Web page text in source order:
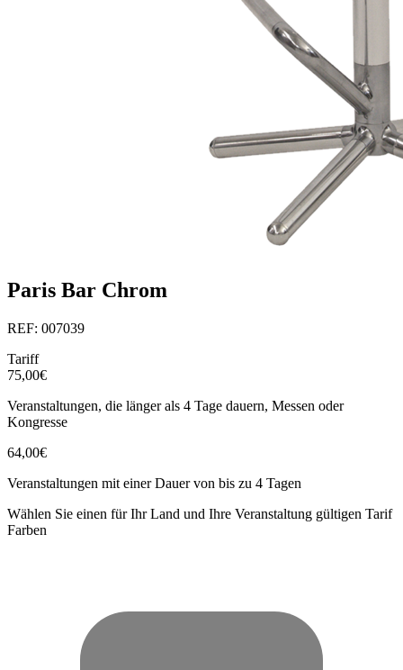
Paris Bar Chrom
REF: 007039
Tariff
75,00€
Veranstaltungen, die länger als 4 Tage dauern, Messen oder
Kongresse
64,00€
Veranstaltungen mit einer Dauer von bis zu 4 Tagen
Wählen Sie einen für Ihr Land und Ihre Veranstaltung gültigen Tarif
Farben